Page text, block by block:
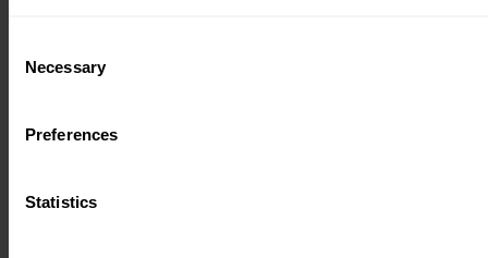
Selection
Necessary
Preferences
Statistics